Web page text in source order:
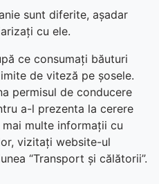
sunt diferite, așadar
cu ele.
ce consumați băuturi
de viteză pe șosele.
permisul de conducere
a-l prezenta la cerere
multe informații cu
vizitați website-ul
“Transport și călătorii”.